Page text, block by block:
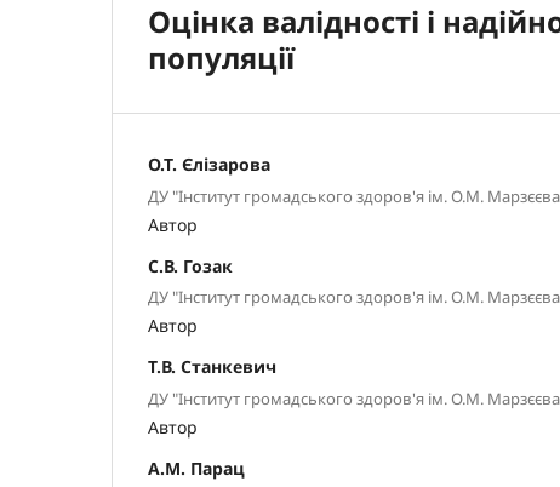
Оцінка валідності і
популяції
О.Т. Єлізарова
ДУ "Інститут громадського здоров'я ім. О.М.
Автор
С.В. Гозак
ДУ "Інститут громадського здоров'я ім. О.М.
Автор
Т.В. Станкевич
ДУ "Інститут громадського здоров'я ім. О.М.
Автор
А.М. Парац